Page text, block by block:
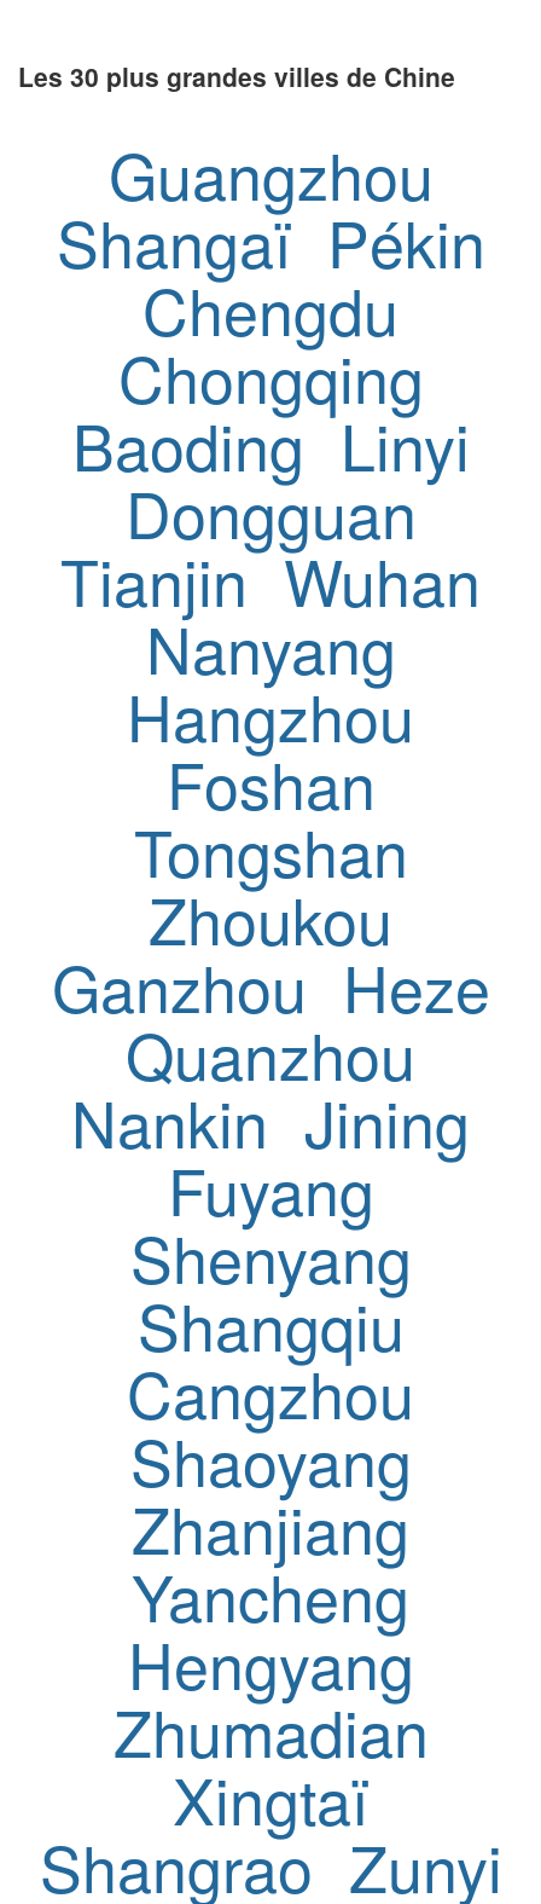
Les 30 plus grandes villes de Chine
Guangzhou
Shangaï Pékin
Chengdu
Chongqing
Baoding Linyi
Dongguan
Tianjin Wuhan
Nanyang
Hangzhou
Foshan
Tongshan
Zhoukou
Ganzhou Heze
Quanzhou
Nankin Jining
Fuyang
Shenyang
Shangqiu
Cangzhou
Shaoyang
Zhanjiang
Yancheng
Hengyang
Zhumadian
Xingtaï
Shangrao Zunyi